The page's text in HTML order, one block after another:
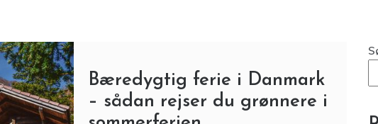
Bæredygtig ferie i Danmark
– sådan rejser du grønnere i